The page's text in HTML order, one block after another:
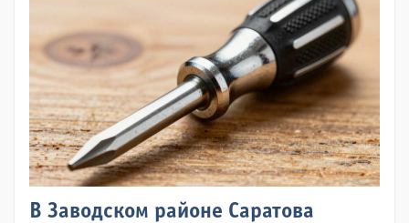
В Заводском районе Саратова